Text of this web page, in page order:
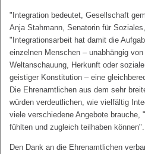
"Integration bedeutet, Gesellschaft
Anja Stahmann, Senatorin für
"Integrationsarbeit hat damit die
einzelnen Menschen – unabhängig
Weltanschauung, Herkunft oder
geistiger Konstitution – eine
Die Ehrenamtlichen aus dem sehr
würden verdeutlichen, wie vielfältig
viele verschiedene Angebote
fühlten und zugleich teilhaben können".
Den Dank an die Ehrenamtlichen